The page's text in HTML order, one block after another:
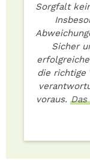
Sorgfalt
Sicher
die richtige
voraus.